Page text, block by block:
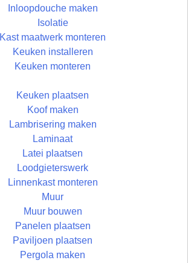
Inloopdouche maken
Isolatie
Kast maatwerk monteren
Keuken installeren
Keuken monteren
Keuken plaatsen
Koof maken
Lambrisering maken
Laminaat
Latei plaatsen
Loodgieterswerk
Linnenkast monteren
Muur
Muur bouwen
Panelen plaatsen
Paviljoen plaatsen
Pergola maken